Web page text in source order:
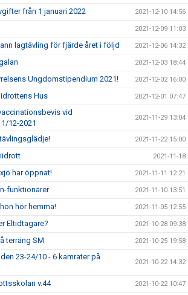
från 1 januari 2022 2021-12-10 14:56
2021-12-09 11:03
lagtävling för fjärde året i följd 2021-12-06 14:32
2021-12-03 18:44
Ungdomstipendium 2021! 2021-12-02 16:00
Hus 2021-12-01 07:47
vid
12-2021
2021-11-29 13:04
2021-11-22 15:00
2021-11-18
har öppnat! 2021-11-11 12:21
funktionärer 2021-11-10 13:51
hör hemma! 2021-11-05 12:55
Eltidtagare? 2021-10-28 09:38
terräng SM 2021-10-25 19:58
23-24/10 - 6 kamrater på
2021-10-22 14:32
v.44 2021-10-22 10:47